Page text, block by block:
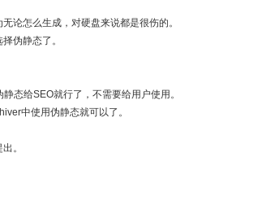
论怎么生成，对硬盘来说都是很伤的。
伪静态了。
态给SEO就行了，不需要给用户使用。
中使用伪静态就可以了。
。